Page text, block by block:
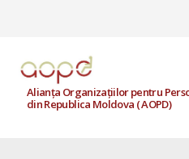
Alianța Organizațiilor pentru
din Republica Moldova ( AOPD)